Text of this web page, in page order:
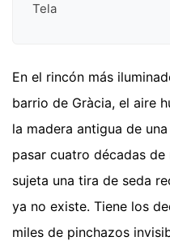
Tela
En el rincón más
barrio de Gràcia, el aire
la madera antigua de
pasar cuatro décadas de
sujeta una tira de seda
ya no existe. Tiene los
miles de pinchazos